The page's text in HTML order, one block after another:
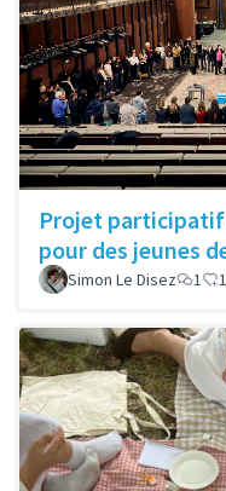
Projet
pour des jeunes
Simon Le Disez 1 1